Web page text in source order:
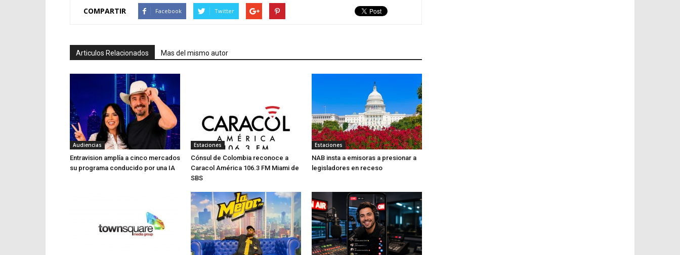
COMPARTIR Facebook Twitter
Articulos Relacionados Mas del mismo autor
Audiencias
Entravision amplía a cinco mercados
su programa conducido por una IA
Estaciones
Cónsul de Colombia reconoce a
Caracol América 106.3 FM Miami de
SBS
Estaciones
NAB insta a emisoras a presionar a
legisladores en receso